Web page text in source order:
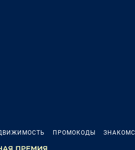
ПРОМОКОДЫ